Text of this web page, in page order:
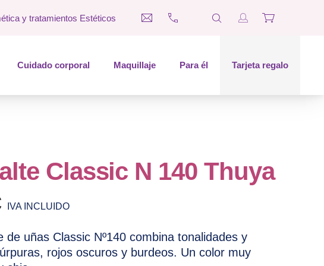
y tratamientos Estéticos
Cuidado corporal Maquillaje Para él Tarjeta regalo
Classic N 140 Thuya
IVA INCLUIDO
de uñas Classic Nº140 combina tonalidades y
rojos oscuros y burdeos. Un color muy